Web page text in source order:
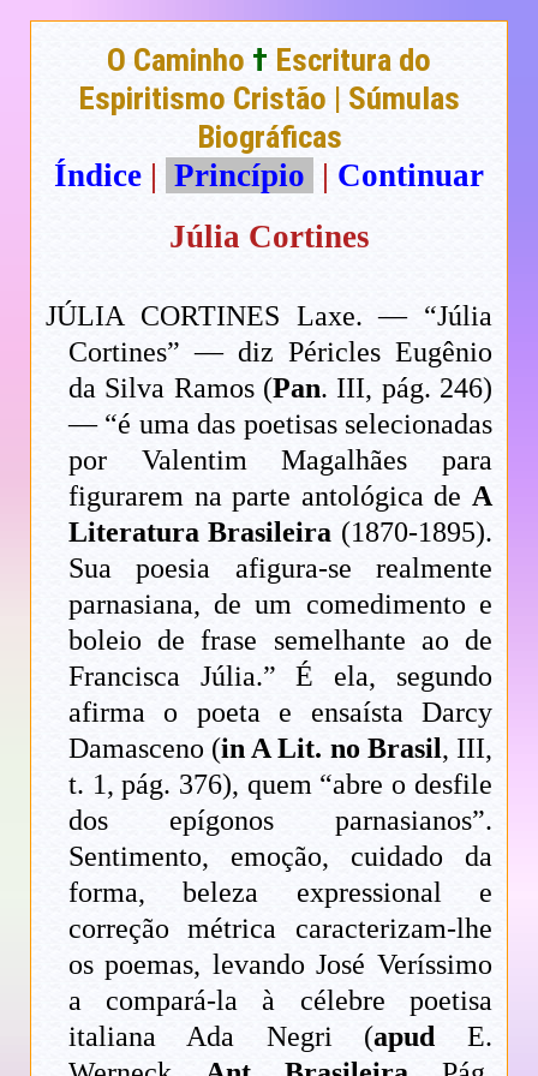
O Caminho † Escritura do
Espiritismo Cristão | Súmulas
Biográficas
Índice | Princípio | Continuar
Júlia Cortines
JÚLIA CORTINES Laxe. — “Júlia
Cortines” — diz Péricles Eugênio
da Silva Ramos (Pan. III, pág. 246)
— “é uma das poetisas selecionadas
por Valentim Magalhães para
figurarem na parte antológica de A
Literatura Brasileira (1870-1895).
Sua poesia afigura-se realmente
parnasiana, de um comedimento e
boleio de frase semelhante ao de
Francisca Júlia.” É ela, segundo
afirma o poeta e ensaísta Darcy
Damasceno (in A Lit. no Brasil, III,
t. 1, pág. 376), quem “abre o desfile
dos epígonos parnasianos”.
Sentimento, emoção, cuidado da
forma, beleza expressional e
correção métrica caracterizam-lhe
os poemas, levando José Veríssimo
a compará-la à célebre poetisa
italiana Ada Negri (apud E.